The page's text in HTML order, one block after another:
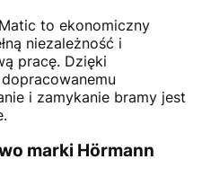
to ekonomiczny
niezależność i
pracę. Dzięki
i zamykanie bramy jest
marki Hörmann